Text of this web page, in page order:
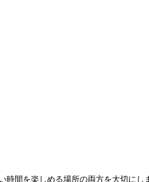
間を楽しめる場所の両方を大切にし